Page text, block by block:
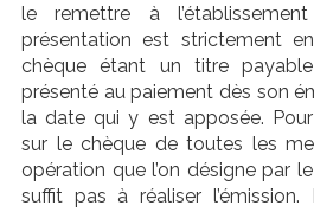
le remettre à
présentation est strictement
chèque étant un titre
présenté au paiement dès son
la date qui y est apposée. Pour
sur le chèque de toutes les
opération que l’on désigne par
suffit pas à réaliser l’émission.